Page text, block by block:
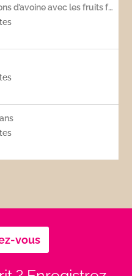
Porridge aux flocons d’avoine avec les fruits frais
vous